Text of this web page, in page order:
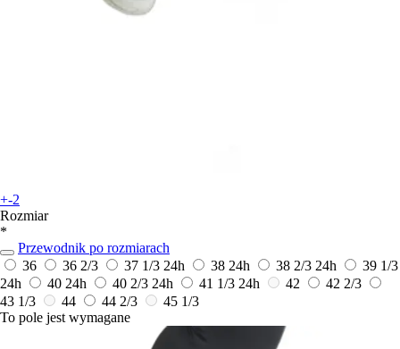
+-2
Rozmiar
*
Przewodnik po rozmiarach
36
36 2/3 37 1/3 24h 38 24h 38 2/3 24h
39 1/3
24h
40 24h 40 2/3 24h 41 1/3 24h 42
42 2/3
43 1/3
44 44 2/3
45 1/3
To pole jest wymagane